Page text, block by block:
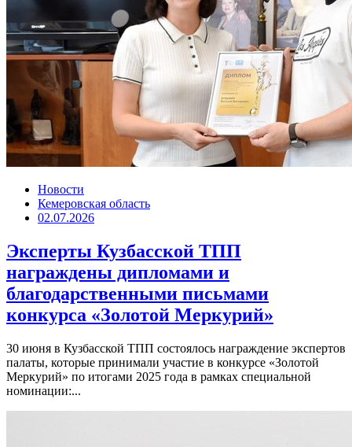
Новости
Кемеровская область
02.07.2026
Эксперты Кузбасской ТПП
награждены дипломами и
благодарственными письмами
конкурса «Золотой Меркурий»
30 июня в Кузбасской ТПП состоялось награждение экспертов
палаты, которые принимали участие в конкурсе «Золотой
Меркурий» по итогами 2025 года в рамках специальной
номинации:...